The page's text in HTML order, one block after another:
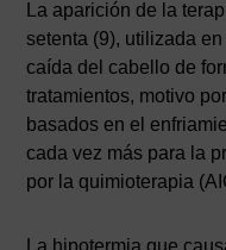
La aparición de la
setenta (9), utilizada
caída del cabello de
tratamientos, motivo
basados en el
cada vez más para la
por la quimioterapia